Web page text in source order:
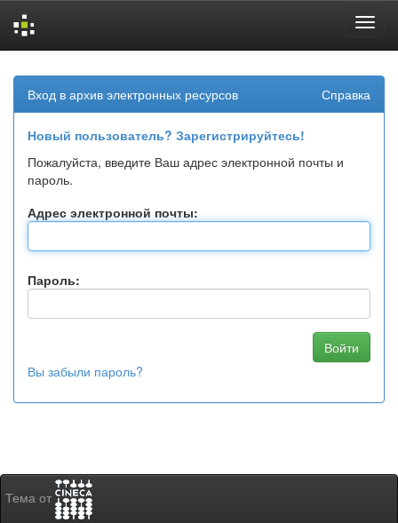
navigation
Вход в архив электронных ресурсов Справка
Новый пользователь? Зарегистрируйтесь!
Пожалуйста, введите Ваш адрес электронной почты и
пароль.
Адрес электронной почты:
Пароль:
Вы забыли пароль?
Тема от